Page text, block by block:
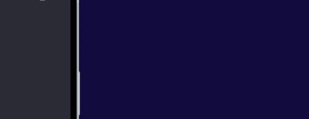
Reports
http://